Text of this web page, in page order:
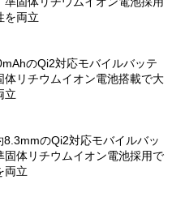
を両立
のQi2対応モバイルバッテ
リチウムイオン電池搭載で大
立
のQi2対応モバイルバッ
体リチウムイオン電池採用で
両立